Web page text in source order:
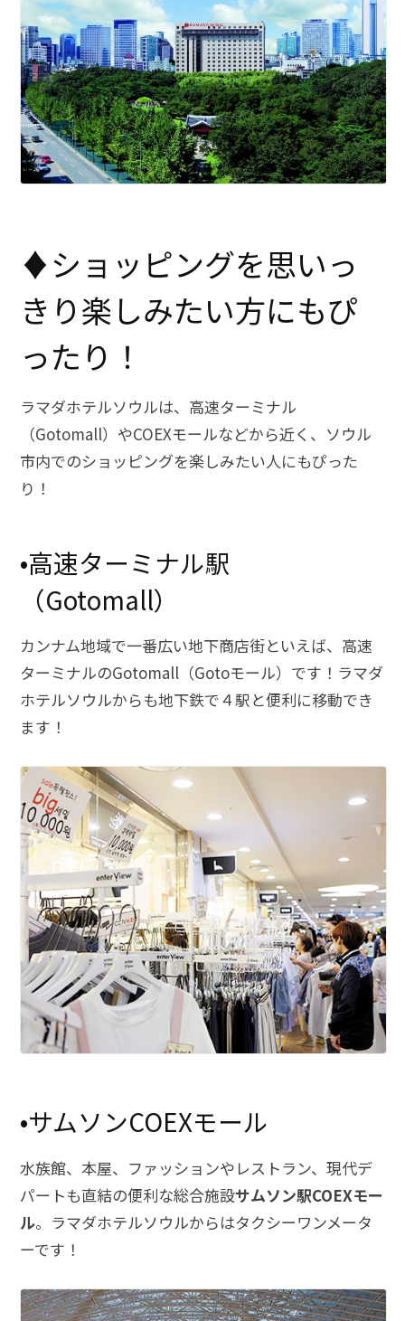
♦ショッピングを思いっ
きり楽しみたい方にもぴ
ったり！
ラマダホテルソウルは、高速ターミナル
（Gotomall）やCOEXモールなどから近く、ソウル
市内でのショッピングを楽しみたい人にもぴった
り！
•高速ターミナル駅
（Gotomall）
カンナム地域で一番広い地下商店街といえば、高速
ターミナルのGotomall（Gotoモール）です！ラマダ
ホテルソウルからも地下鉄で４駅と便利に移動でき
ます！
•サムソンCOEXモール
水族館、本屋、ファッションやレストラン、現代デ
パートも直結の便利な総合施設サムソン駅COEXモー
ル。ラマダホテルソウルからはタクシーワンメータ
ーです！